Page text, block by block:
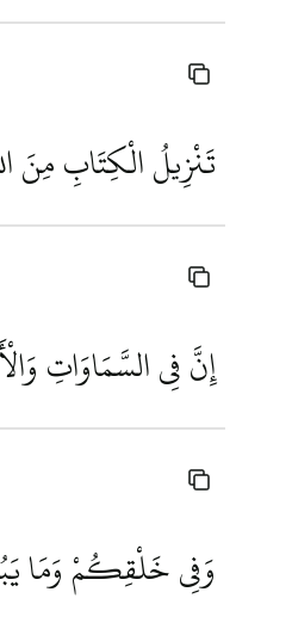
تَنْزِيلُ الْكِتَابِ مِنَ
إِنَّ فِي السَّمَاوَاتِ
وَفِي خَلْقِكُمْ وَمَا